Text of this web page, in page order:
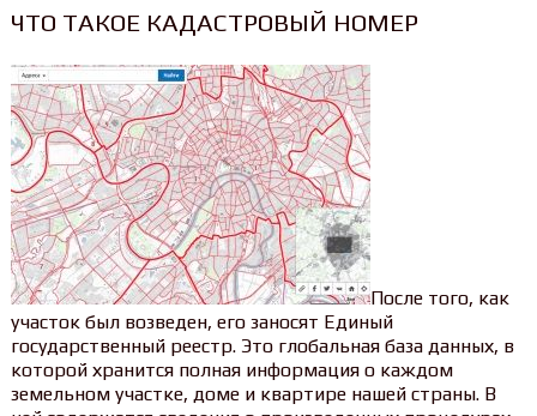
ЧТО ТАКОЕ КАДАСТРОВЫЙ НОМЕР
После того, как
участок был возведен, его заносят Единый
государственный реестр. Это глобальная база данных, в
которой хранится полная информация о каждом
земельном участке, доме и квартире нашей страны. В